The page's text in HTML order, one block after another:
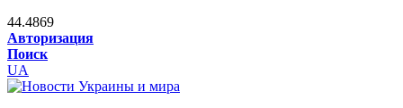
44.4869
Авторизация
Поиск
UA